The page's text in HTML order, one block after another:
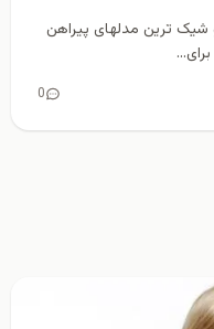
شیک ترین مدلهای پیراهن
0